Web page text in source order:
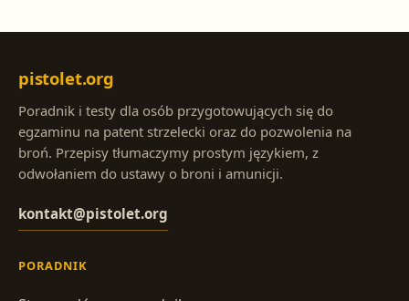
pistolet.org
Poradnik i testy dla osób przygotowujących się do
egzaminu na patent strzelecki oraz do pozwolenia na
broń. Przepisy tłumaczymy prostym językiem, z
odwołaniem do ustawy o broni i amunicji.
kontakt@pistolet.org
PORADNIK